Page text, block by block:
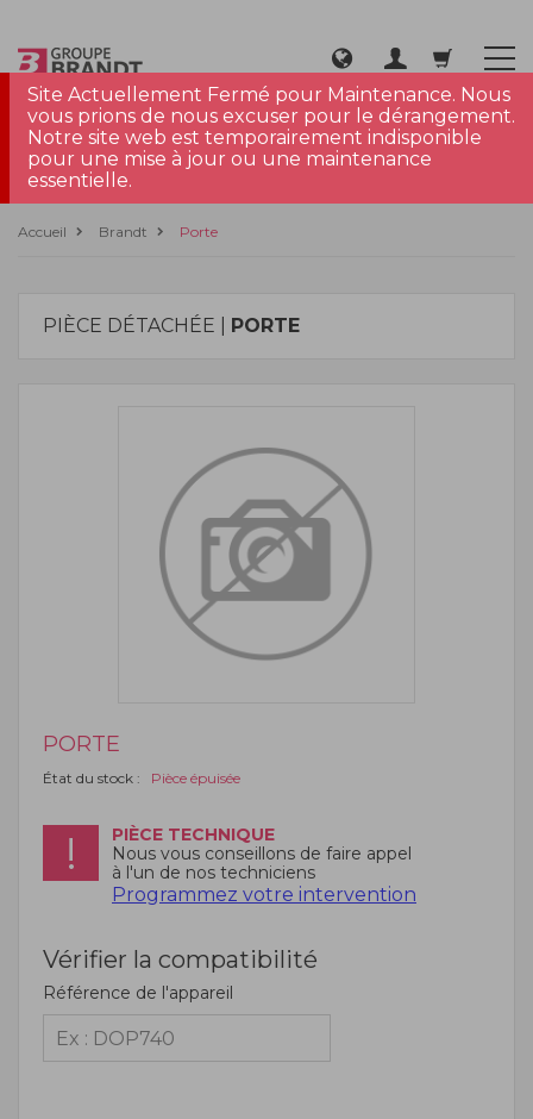
Site Actuellement Fermé pour Maintenance. Nous
vous prions de nous excuser pour le dérangement.
Notre site web est temporairement indisponible
pour une mise à jour ou une maintenance
essentielle.
Accueil Brandt Porte
PIÈCE DÉTACHÉE | PORTE
PORTE
État du stock : Pièce épuisée
PIÈCE TECHNIQUE
Nous vous conseillons de faire appel
à l'un de nos techniciens
Programmez votre intervention
Vérifier la compatibilité
Référence de l'appareil